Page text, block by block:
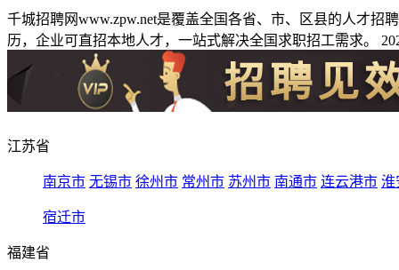
千城招聘网www.zpw.net是覆盖全国各省、市、区县的人才
历，企业可直招本地人才，一站式解决全国求职招工需求。
江苏省
南京市 无锡市 徐州市 常州市 苏州市 南通市 连云港市 淮
宿迁市
福建省